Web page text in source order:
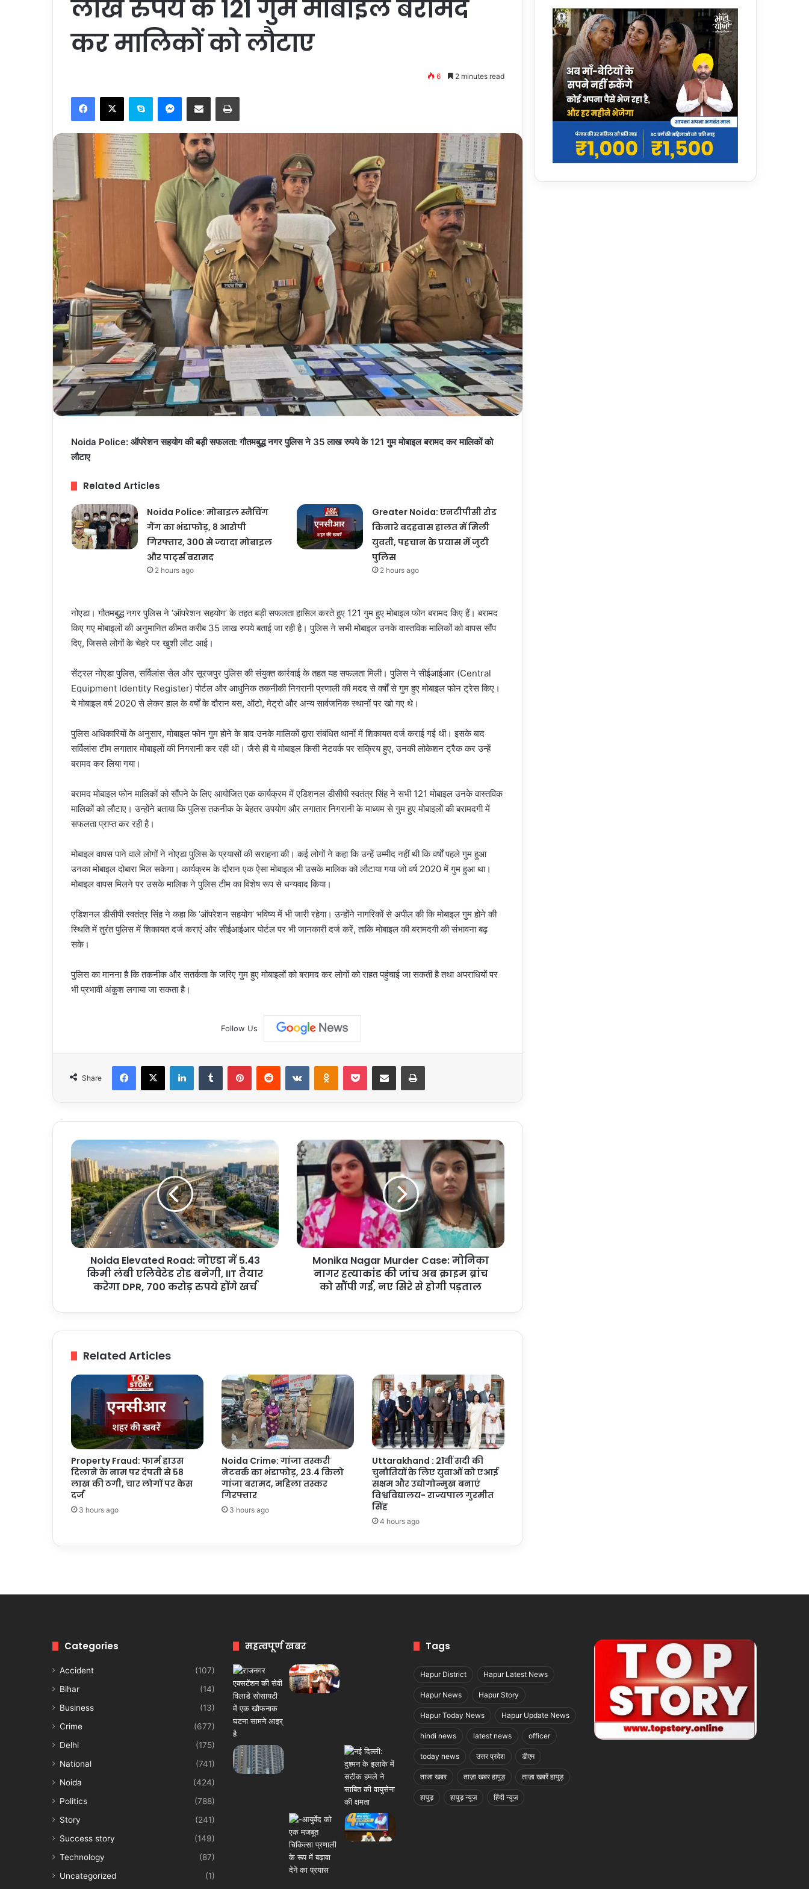
लाख रुपये के 121 गुम मोबाइल बरामद
कर मालिकों को लौटाए
6 2 minutes read
Facebook
X Skype Messenger
Share via Email Print
Noida Police: ऑपरेशन सहयोग की बड़ी सफलता: गौतमबुद्ध नगर पुलिस ने 35 लाख रुपये के 121 गुम मोबाइल बरामद कर मालिकों को
लौटाए
Related Articles
Noida Police: मोबाइल स्नैचिंग
गैंग का भंडाफोड़, 8 आरोपी
गिरफ्तार, 300 से ज्यादा मोबाइल
और पार्ट्स बरामद
2 hours ago
Greater Noida: एनटीपीसी रोड
किनारे बदहवास हालत में मिली
युवती, पहचान के प्रयास में जुटी
पुलिस
2 hours ago
नोएडा। गौतमबुद्ध नगर पुलिस ने ‘ऑपरेशन सहयोग’ के तहत बड़ी सफलता हासिल करते हुए 121 गुम हुए मोबाइल फोन बरामद किए हैं। बरामद
किए गए मोबाइलों की अनुमानित कीमत करीब 35 लाख रुपये बताई जा रही है। पुलिस ने सभी मोबाइल उनके वास्तविक मालिकों को वापस सौंप
दिए, जिससे लोगों के चेहरे पर खुशी लौट आई।
सेंट्रल नोएडा पुलिस, सर्विलांस सेल और सूरजपुर पुलिस की संयुक्त कार्रवाई के तहत यह सफलता मिली। पुलिस ने सीईआईआर (Central
Equipment Identity Register) पोर्टल और आधुनिक तकनीकी निगरानी प्रणाली की मदद से वर्षों से गुम हुए मोबाइल फोन ट्रेस किए।
ये मोबाइल वर्ष 2020 से लेकर हाल के वर्षों के दौरान बस, ऑटो, मेट्रो और अन्य सार्वजनिक स्थानों पर खो गए थे।
पुलिस अधिकारियों के अनुसार, मोबाइल फोन गुम होने के बाद उनके मालिकों द्वारा संबंधित थानों में शिकायत दर्ज कराई गई थी। इसके बाद
सर्विलांस टीम लगातार मोबाइलों की निगरानी कर रही थी। जैसे ही ये मोबाइल किसी नेटवर्क पर सक्रिय हुए, उनकी लोकेशन ट्रैक कर उन्हें
बरामद कर लिया गया।
बरामद मोबाइल फोन मालिकों को सौंपने के लिए आयोजित एक कार्यक्रम में एडिशनल डीसीपी स्वतंत्र सिंह ने सभी 121 मोबाइल उनके वास्तविक
मालिकों को लौटाए। उन्होंने बताया कि पुलिस तकनीक के बेहतर उपयोग और लगातार निगरानी के माध्यम से गुम हुए मोबाइलों की बरामदगी में
सफलता प्राप्त कर रही है।
मोबाइल वापस पाने वाले लोगों ने नोएडा पुलिस के प्रयासों की सराहना की। कई लोगों ने कहा कि उन्हें उम्मीद नहीं थी कि वर्षों पहले गुम हुआ
उनका मोबाइल दोबारा मिल सकेगा। कार्यक्रम के दौरान एक ऐसा मोबाइल भी उसके मालिक को लौटाया गया जो वर्ष 2020 में गुम हुआ था।
मोबाइल वापस मिलने पर उसके मालिक ने पुलिस टीम का विशेष रूप से धन्यवाद किया।
एडिशनल डीसीपी स्वतंत्र सिंह ने कहा कि ‘ऑपरेशन सहयोग’ भविष्य में भी जारी रहेगा। उन्होंने नागरिकों से अपील की कि मोबाइल गुम होने की
स्थिति में तुरंत पुलिस में शिकायत दर्ज कराएं और सीईआईआर पोर्टल पर भी जानकारी दर्ज करें, ताकि मोबाइल की बरामदगी की संभावना बढ़
सके।
पुलिस का मानना है कि तकनीक और सतर्कता के जरिए गुम हुए मोबाइलों को बरामद कर लोगों को राहत पहुंचाई जा सकती है तथा अपराधियों पर
भी प्रभावी अंकुश लगाया जा सकता है।
Follow Us
Share
Facebook
X LinkedInTumblr PinterestReddit VKontakteOdnoklassniki
Pocket Share via Email Print
Noida
Elevated
Road:
नोएडा
में
5.43
किमी
लंबी
एलिवेटेड
रुपये
होंगे
खर्च
Noida Elevated Road: नोएडा में 5.43
किमी लंबी एलिवेटेड रोड बनेगी, IIT तैयार
करेगा DPR, 700 करोड़ रुपये होंगे खर्च
Monika
Nagar
Case:
मोनिका
नागर
हत्याकांड
की
जांच
क्राइम
होगी
पड़ताल
Monika Nagar Murder Case: मोनिका
नागर हत्याकांड की जांच अब क्राइम ब्रांच
को सौंपी गई, नए सिरे से होगी पड़ताल
Related Articles
Property Fraud: फार्म हाउस
दिलाने के नाम पर दंपती से 58
लाख की ठगी, चार लोगों पर केस
दर्ज
3 hours ago
Noida Crime: गांजा तस्करी
नेटवर्क का भंडाफोड़, 23.4 किलो
गांजा बरामद, महिला तस्कर
गिरफ्तार
3 hours ago
Uttarakhand : 21वीं सदी की
चुनौतियों के लिए युवाओं को एआई
सक्षम और उद्योगोन्मुख बनाएं
विश्वविद्यालय- राज्यपाल गुरमीत
सिंह
4 hours ago
Categories
Accident
(107)
Bihar
(14)
Business
(13)
Crime
(677)
Delhi
(175)
National
(741)
Noida
(424)
Politics
(788)
Story
(241)
Success story
(149)
Technology
(87)
Uncategorized
(1)
महत्वपूर्ण खबर Tags
Hapur District Hapur Latest News
Hapur News Hapur Story
Hapur Today News Hapur Update News
hindi news latest news officer
today news उत्तर प्रदेश डीएम
ताजा खबर ताज़ा खबर हापुड़ ताज़ा खबरें हापुड़
हापुड़ हापुड़ न्यूज़ हिंदी न्यूज़